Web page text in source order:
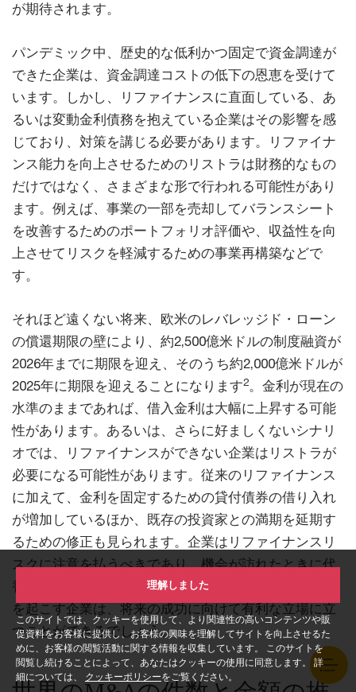
このサイトでは、クッキーを使用して、より関連性の高いコンテンツや販
促資料をお客様に提供し、お客様の興味を理解してサイトを向上させるた
めに、お客様の閲覧活動に関する情報を収集しています。 このサイトを
閲覧し続けることによって、あなたはクッキーの使用に同意します。 詳
細については、 クッキーポリシーをご覧ください。
理解しました
が期待されます。
パンデミック中、歴史的な低利かつ固定で資金調達が
できた企業は、資金調達コストの低下の恩恵を受けて
います。しかし、リファイナンスに直面している、あ
るいは変動金利債務を抱えている企業はその影響を感
じており、対策を講じる必要があります。リファイナ
ンス能力を向上させるためのリストラは財務的なもの
だけではなく、さまざまな形で行われる可能性があり
ます。例えば、事業の一部を売却してバランスシート
を改善するためのポートフォリオ評価や、収益性を向
上させてリスクを軽減するための事業再構築などで
す。
それほど遠くない将来、欧米のレバレッジド・ローン
の償還期限の壁により、約2,500億米ドルの制度融資が
2026年までに期限を迎え、そのうち約2,000億米ドルが
2025年に期限を迎えることになります2。金利が現在の
水準のままであれば、借入金利は大幅に上昇する可能
性があります。あるいは、さらに好ましくないシナリ
オでは、リファイナンスができない企業はリストラが
必要になる可能性があります。従来のリファイナンス
に加えて、金利を固定するための貸付債券の借り入れ
が増加しているほか、既存の投資家との満期を延期す
るための修正も見られます。企業はリファイナンスリ
スクに注意を払うべきであり、機会が訪れたときに代
替できる資金調達ルートを確保するために早期に行動
を起こす企業は、将来の成功に向けて有利な立場に立
つことができるでしょう。